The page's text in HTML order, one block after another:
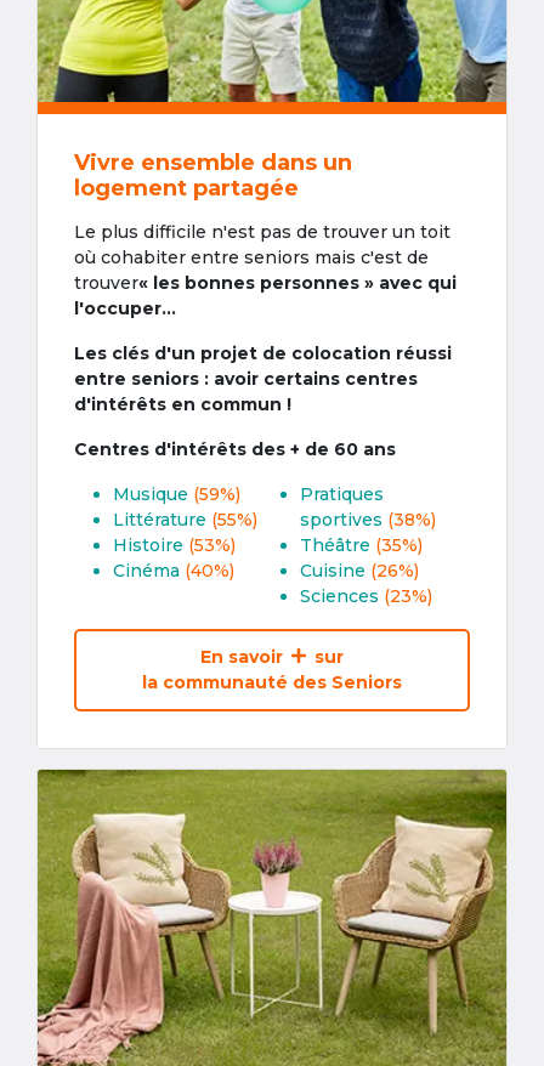
Vivre ensemble dans un
logement partagée
Le plus difficile n'est pas de trouver un toit
où cohabiter entre seniors mais c'est de
trouver« les bonnes personnes » avec qui
l'occuper...
Les clés d'un projet de colocation réussi
entre seniors : avoir certains centres
d'intérêts en commun !
Centres d'intérêts des + de 60 ans
Musique (59%)
Littérature (55%)
Histoire (53%)
Cinéma (40%)
Pratiques
sportives (38%)
Théâtre (35%)
Cuisine (26%)
Sciences (23%)
En savoir
sur
la communauté des Seniors